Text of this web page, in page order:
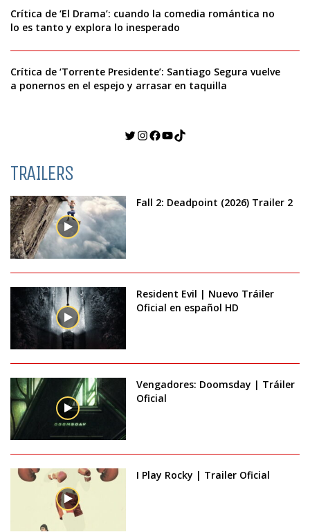
Crítica de ‘El Drama’: cuando la comedia romántica no
lo es tanto y explora lo inesperado
Crítica de ‘Torrente Presidente’: Santiago Segura vuelve
a ponernos en el espejo y arrasar en taquilla
Twitter
Instagram
Facebook
YouTube
TikTok
TRAILERS
Fall 2: Deadpoint (2026) Trailer 2
Resident Evil | Nuevo Tráiler
Oficial en español HD
Vengadores: Doomsday | Tráiler
Oficial
I Play Rocky | Trailer Oficial